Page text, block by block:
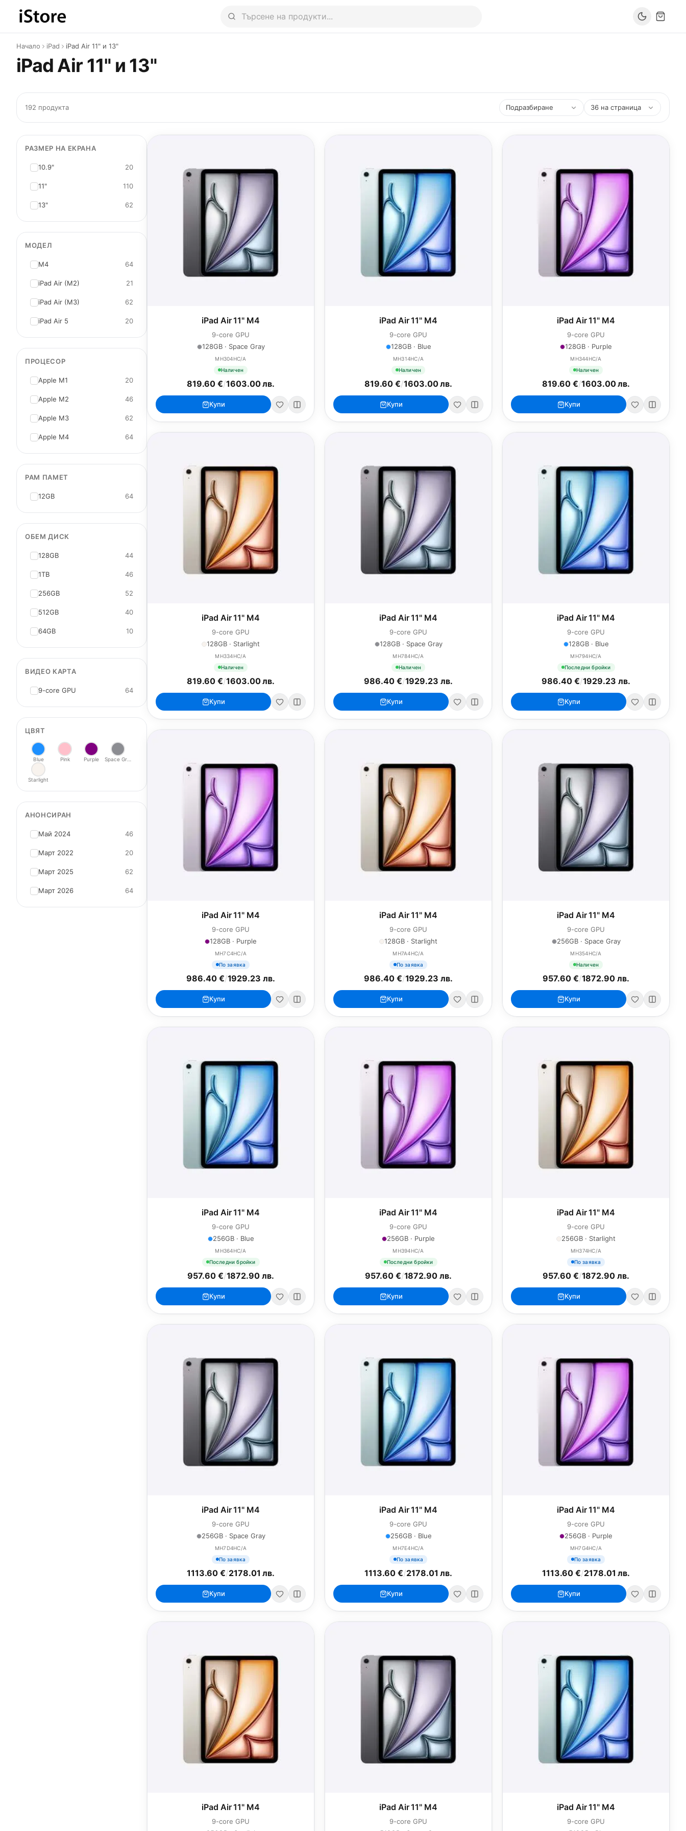
Към съдържанието
Начало iPad iPad Air 11" и 13"
iPad Air 11" и 13"
192 продукта
РАЗМЕР НА ЕКРАНА
10.9" 20
11" 110
13" 62
МОДЕЛ
M4 64
iPad Air (M2) 21
iPad Air (M3) 62
iPad Air 5 20
ПРОЦЕСОР
Apple M1 20
Apple M2 46
Apple M3 62
Apple M4 64
РАМ ПАМЕТ
12GB 64
ОБЕМ ДИСК
128GB 44
1TB 46
256GB 52
512GB 40
64GB 10
ВИДЕО КАРТА
9-core GPU 64
ЦВЯТ
Blue Pink Purple
Starlight
АНОНСИРАН
Май 2024 46
Март 2022 20
Март 2025 62
Март 2026 64
iPad Air 11" M4
9-core GPU
128GB · Space Gray
MH304HC/A
Наличен
819.60 €/1603.00 лв.
Купи
iPad Air 11" M4
9-core GPU
128GB · Blue
MH314HC/A
Наличен
819.60 €/1603.00 лв.
Купи
iPad Air 11" M4
9-core GPU
128GB · Purple
MH344HC/A
Наличен
819.60 €/1603.00 лв.
Купи
iPad Air 11" M4
9-core GPU
128GB · Starlight
MH334HC/A
Наличен
819.60 €/1603.00 лв.
Купи
iPad Air 11" M4
9-core GPU
128GB · Space Gray
MH784HC/A
Наличен
986.40 €/1929.23 лв.
Купи
iPad Air 11" M4
9-core GPU
128GB · Blue
MH794HC/A
Последни бройки
986.40 €/1929.23 лв.
Купи
iPad Air 11" M4
9-core GPU
128GB · Purple
MH7C4HC/A
По заявка
986.40 €/1929.23 лв.
Купи
iPad Air 11" M4
9-core GPU
128GB · Starlight
MH7A4HC/A
По заявка
986.40 €/1929.23 лв.
Купи
iPad Air 11" M4
9-core GPU
256GB · Space Gray
MH354HC/A
Наличен
957.60 €/1872.90 лв.
Купи
iPad Air 11" M4
9-core GPU
256GB · Blue
MH364HC/A
Последни бройки
957.60 €/1872.90 лв.
Купи
iPad Air 11" M4
9-core GPU
256GB · Purple
MH394HC/A
Последни бройки
957.60 €/1872.90 лв.
Купи
iPad Air 11" M4
9-core GPU
256GB · Starlight
MH374HC/A
По заявка
957.60 €/1872.90 лв.
Купи
iPad Air 11" M4
9-core GPU
256GB · Space Gray
MH7D4HC/A
По заявка
1113.60 €/2178.01 лв.
Купи
iPad Air 11" M4
9-core GPU
256GB · Blue
MH7E4HC/A
По заявка
1113.60 €/2178.01 лв.
Купи
iPad Air 11" M4
9-core GPU
256GB · Purple
MH7G4HC/A
По заявка
1113.60 €/2178.01 лв.
Купи
iPad Air 11" M4
9-core GPU
iPad Air 11" M4
9-core GPU
iPad Air 11" M4
9-core GPU